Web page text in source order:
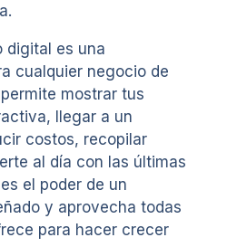
digital es una
cualquier negocio de
mostrar tus
llegar a un
costos, recopilar
al día con las últimas
el poder de un
y aprovecha todas
para hacer crecer